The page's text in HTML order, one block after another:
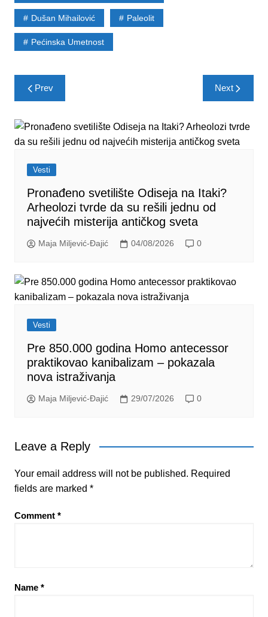
Dušan Mihailović Paleolit
Pećinska Umetnost
Post
navigation
Prev Next
Vesti
Pronađeno svetilište Odiseja na Itaki?
Arheolozi tvrde da su rešili jednu od
najvećih misterija antičkog sveta
Maja Miljević-Đajić 04/08/2026 0
Vesti
Pre 850.000 godina Homo antecessor
praktikovao kanibalizam – pokazala
nova istraživanja
Maja Miljević-Đajić 29/07/2026 0
Leave a Reply
Your email address will not be published. Required
fields are marked *
Comment *
Name *